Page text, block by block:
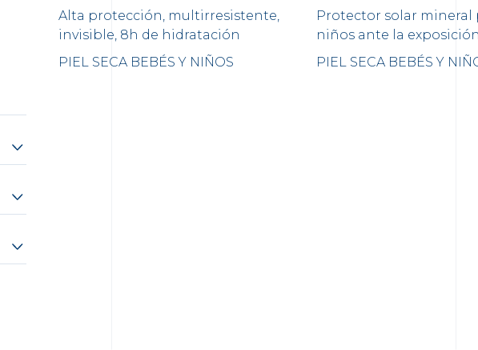
Alta protección, multirresistente,
invisible, 8h de hidratación
PIEL SECA BEBÉS Y NIÑOS
Protector solar mineral
niños ante la
PIEL SECA BEBÉS Y